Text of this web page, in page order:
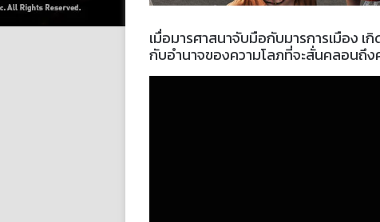
เมื่อมารศาสนาจับมือกับมารการเมือง เ
กับอำนาจของความโลภที่จะสั่นคลอนถึง